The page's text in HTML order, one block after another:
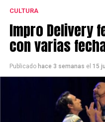
CULTURA
Impro Delivery
con varias
Publicado hace 3 semanas el 15